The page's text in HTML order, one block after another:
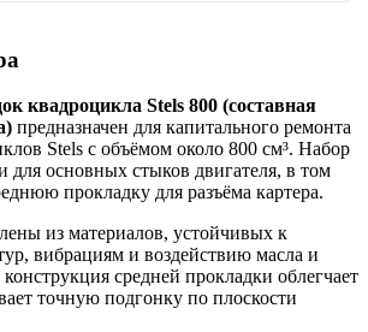
квадроцикла Stels 800 (составная
предназначен для капитального ремонта
Stels с объёмом около 800 см³. Набор
для основных стыков двигателя, в том
прокладку для разъёма картера.
из материалов, устойчивых к
вибрациям и воздействию масла и
средней прокладки облегчает
точную подгонку по плоскости